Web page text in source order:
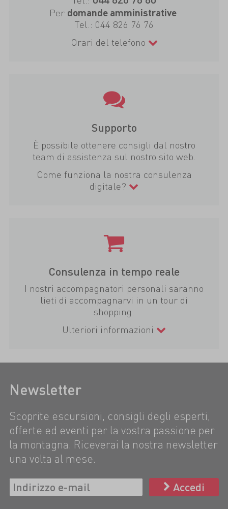
Per domande amministrative:
Tel.: 044 826 76 76
Orari del telefono
Supporto
È possibile ottenere consigli dal nostro
team di assistenza sul nostro sito web.
Come funziona la nostra consulenza
digitale?
Consulenza in tempo reale
I nostri accompagnatori personali saranno
lieti di accompagnarvi in un tour di
shopping.
Ulteriori informazioni
Newsletter
Scoprite escursioni, consigli degli esperti,
offerte ed eventi per la vostra passione per
la montagna. Riceverai la nostra newsletter
una volta al mese.
Accedi